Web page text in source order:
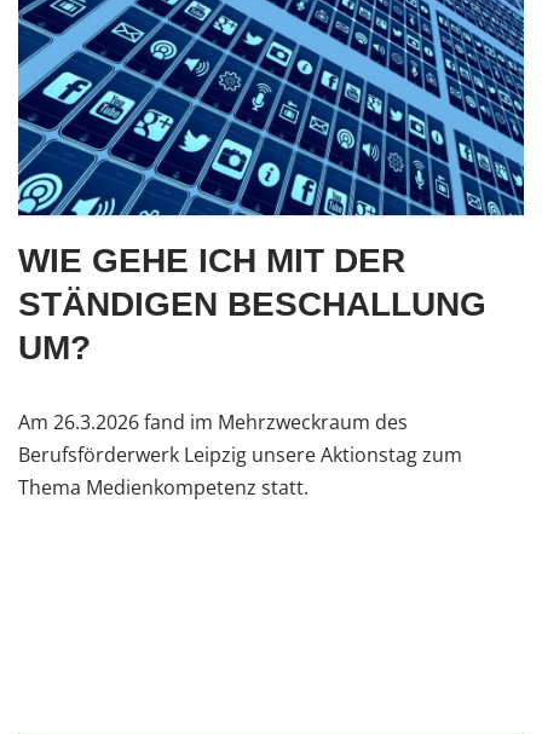
WIE GEHE ICH MIT DER
STÄNDIGEN BESCHALLUNG
UM?
Am 26.3.2026 fand im Mehrzweckraum des
Berufsförderwerk Leipzig unsere Aktionstag zum
Thema Medienkompetenz statt.